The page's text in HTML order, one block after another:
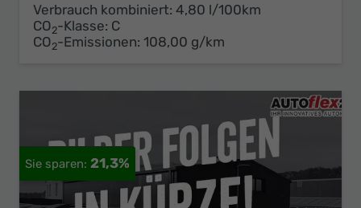
Verbrauch kombiniert: 4,80 l/100km
CO2-Klasse: C
CO2-Emissionen: 108,00 g/km
21,3%